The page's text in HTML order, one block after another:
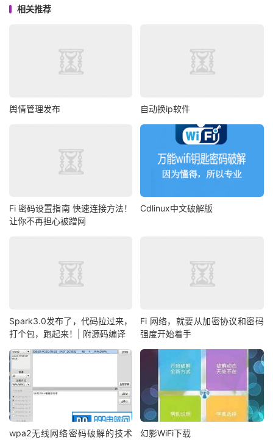
相关推荐
舆情管理发布 自动换ip软件
Fi 密码设置指南 快速连接方法！
让你不再担心被蹭网
Cdlinux中文破解版
Spark3.0发布了，代码拉过来，
打个包，跑起来！| 附源码编译
Fi 网络，就要从加密协议和密码
强度开始着手
wpa2无线网络密码破解的技术 幻影WiFi下载